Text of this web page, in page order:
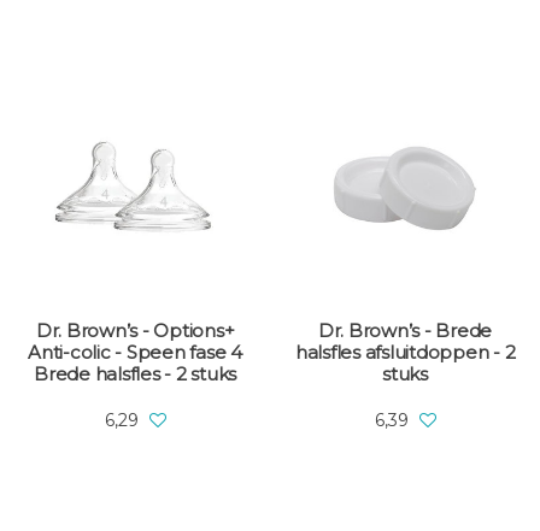
Dr. Brown’s - Options+
Anti-colic - Speen fase 4
Brede halsfles - 2 stuks
6,29
Dr. Brown’s - Brede
halsfles afsluitdoppen - 2
stuks
6,39